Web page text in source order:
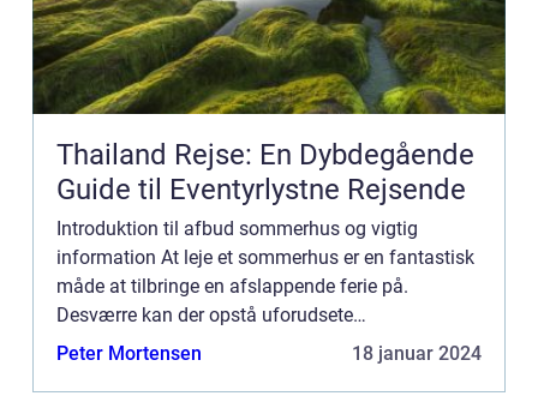
Thailand Rejse: En Dybdegående
Guide til Eventyrlystne Rejsende
Introduktion til afbud sommerhus og vigtig
information At leje et sommerhus er en fantastisk
måde at tilbringe en afslappende ferie på.
Desværre kan der opstå uforudsete
omstændigheder, der gør det nødvendigt at aflyse
Peter Mortensen 18 januar 2024